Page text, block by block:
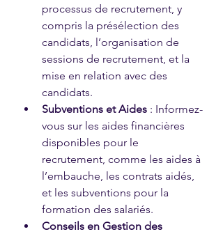
processus de recrutement, y
compris la présélection des
candidats, l’organisation de
sessions de recrutement, et la
mise en relation avec des
candidats.
Subventions et Aides : Informez-
vous sur les aides financières
disponibles pour le
recrutement, comme les aides à
l’embauche, les contrats aidés,
et les subventions pour la
formation des salariés.
Conseils en Gestion des